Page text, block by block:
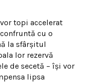
topi accelerat
cu o
la sfârșitul
lor rezervă
de secetă – își vor
lipsa